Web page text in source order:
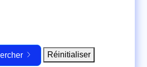
Réinitialiser